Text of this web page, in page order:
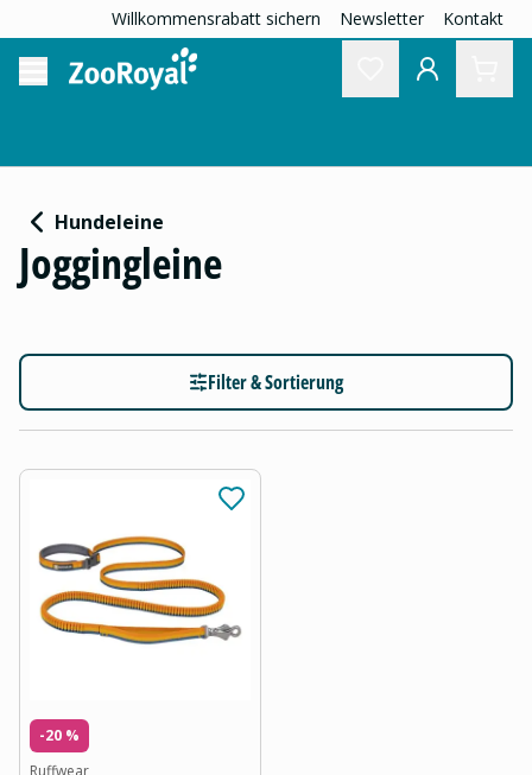
Willkommensrabatt sichern Newsletter Kontakt
Hundeleine
Joggingleine
Filter & Sortierung
-20 %
Ruffwear